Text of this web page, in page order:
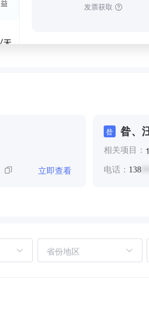
发票获取
立即查看
昝 昝、
相关项目：
电话： 138
省份地区